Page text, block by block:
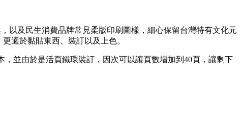
以及民生消費品牌常見柔版印刷圖樣，細心保留台灣特有文化元
適於黏貼東西、裝訂以及上色。
並由於是活頁鐵環裝訂，因次可以讓頁數增加到40頁，讓剩下